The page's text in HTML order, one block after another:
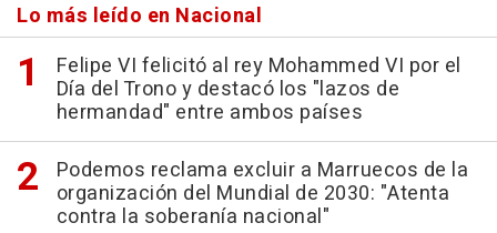
Lo más leído en Nacional
Felipe VI felicitó al rey Mohammed VI por el
Día del Trono y destacó los "lazos de
hermandad" entre ambos países
Podemos reclama excluir a Marruecos de la
organización del Mundial de 2030: "Atenta
contra la soberanía nacional"